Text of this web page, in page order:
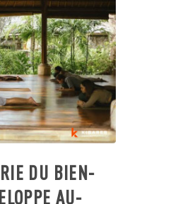
DU BIEN-
AU-